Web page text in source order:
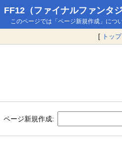
FF12（ファイナルファンタ
このページでは「ページ新規作成」につ
[ トップ
ページ新規作成: